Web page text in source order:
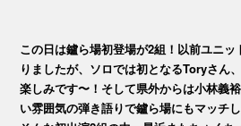
この日は鑪ら場初登場が2組！以前ユニ
りましたが、ソロでは初となるToryさん
楽しみです〜！そして県外からは小林義
い雰囲気の弾き語りで鑪ら場にもマッチし